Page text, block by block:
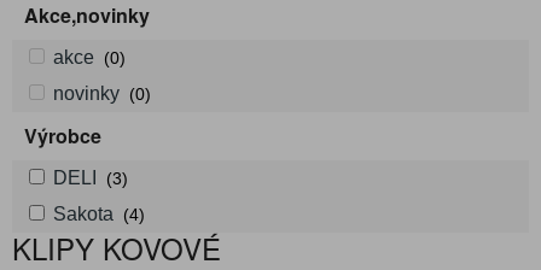
Akce,novinky
akce (0)
novinky (0)
Výrobce
DELI (3)
Sakota (4)
KLIPY KOVOVÉ